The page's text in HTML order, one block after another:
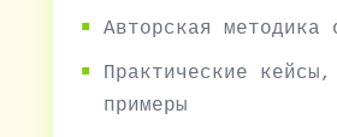
Авторская методика
Практические
примеры